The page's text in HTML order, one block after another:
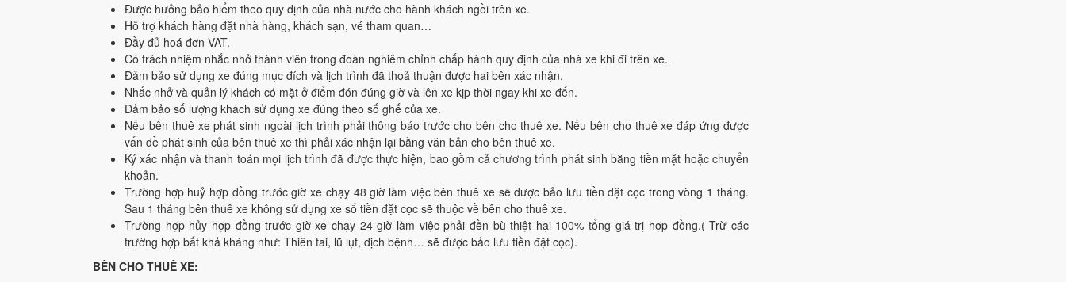
Được hưởng bảo hiểm theo quy định của nhà nước cho hành khách ngồi trên xe.
Hỗ trợ khách hàng đặt nhà hàng, khách sạn, vé tham quan…
Đầy đủ hoá đơn VAT.
Có trách nhiệm nhắc nhở thành viên trong đoàn nghiêm chỉnh chấp hành quy định của nhà xe khi đi trên xe.
Đảm bảo sử dụng xe đúng mục đích và lịch trình đã thoả thuận được hai bên xác nhận.
Nhắc nhở và quản lý khách có mặt ở điểm đón đúng giờ và lên xe kịp thời ngay khi xe đến.
Đảm bảo số lượng khách sử dụng xe đúng theo số ghế của xe.
Nếu bên thuê xe phát sinh ngoài lịch trình phải thông báo trước cho bên cho thuê xe. Nếu bên cho thuê xe đáp ứng được
vấn đề phát sinh của bên thuê xe thì phải xác nhận lại bằng văn bản cho bên thuê xe.
Ký xác nhận và thanh toán mọi lịch trình đã được thực hiện, bao gồm cả chương trình phát sinh bằng tiền mặt hoặc chuyển
khoản.
Trường hợp huỷ hợp đồng trước giờ xe chạy 48 giờ làm việc bên thuê xe sẽ được bảo lưu tiền đặt cọc trong vòng 1 tháng.
Sau 1 tháng bên thuê xe không sử dụng xe số tiền đặt cọc sẽ thuộc về bên cho thuê xe.
Trường hợp hủy hợp đồng trước giờ xe chạy 24 giờ làm việc phải đền bù thiệt hại 100% tổng giá trị hợp đồng.( Trừ các
trường hợp bất khả kháng như: Thiên tai, lũ lụt, dịch bệnh… sẽ được bảo lưu tiền đặt cọc).
BÊN CHO THUÊ XE: